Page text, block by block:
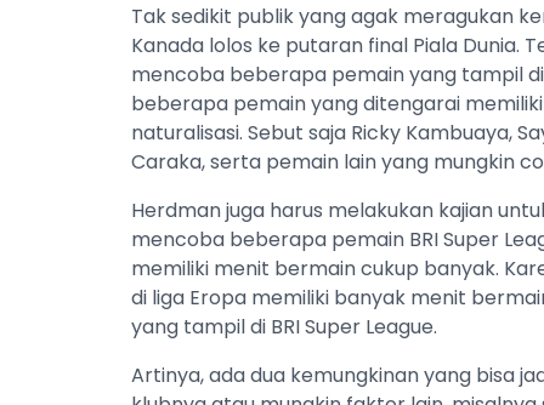
Tak sedikit publik yang agak meragukan
Kanada lolos ke putaran final Piala Dunia.
mencoba beberapa pemain yang tampil di
beberapa pemain yang ditengarai
naturalisasi. Sebut saja Ricky Kambuaya,
Caraka, serta pemain lain yang mungkin
Herdman juga harus melakukan kajian
mencoba beberapa pemain BRI Super
memiliki menit bermain cukup banyak.
di liga Eropa memiliki banyak menit
yang tampil di BRI Super League.
Artinya, ada dua kemungkinan yang bisa